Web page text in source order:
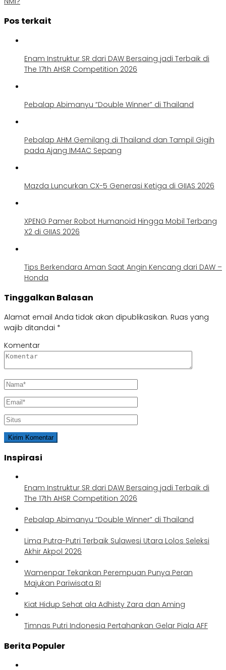
Pos terkait
Enam Instruktur SR dari DAW Bersaing jadi Terbaik di
The 17th AHSR Competition 2026
Pebalap Abimanyu “Double Winner” di Thailand
Pebalap AHM Gemilang di Thailand dan Tampil Gigih
pada Ajang IM4AC Sepang
Mazda Luncurkan CX-5 Generasi Ketiga di GIIAS 2026
XPENG Pamer Robot Humanoid Hingga Mobil Terbang
X2 di GIIAS 2026
Tips Berkendara Aman Saat Angin Kencang dari DAW –
Honda
Tinggalkan Balasan
Alamat email Anda tidak akan dipublikasikan. Ruas yang
wajib ditandai *
Komentar
Inspirasi
Enam Instruktur SR dari DAW Bersaing jadi Terbaik di
The 17th AHSR Competition 2026
Pebalap Abimanyu “Double Winner” di Thailand
Lima Putra-Putri Terbaik Sulawesi Utara Lolos Seleksi
Akhir Akpol 2026
Wamenpar Tekankan Perempuan Punya Peran
Majukan Pariwisata RI
Kiat Hidup Sehat ala Adhisty Zara dan Aming
Timnas Putri Indonesia Pertahankan Gelar Piala AFF
Berita Populer